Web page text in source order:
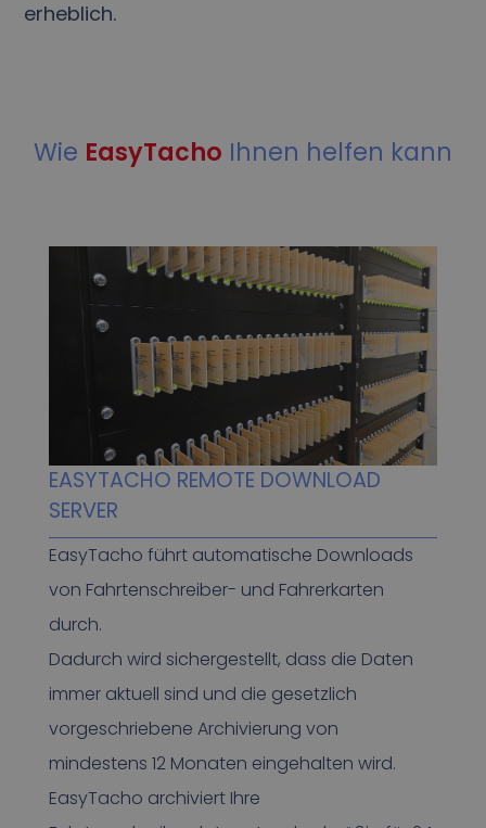
erheblich.
Wie EasyTacho Ihnen helfen kann
EASYTACHO REMOTE DOWNLOAD
SERVER
EasyTacho führt automatische Downloads
von Fahrtenschreiber- und Fahrerkarten
durch.
Dadurch wird sichergestellt, dass die Daten
immer aktuell sind und die gesetzlich
vorgeschriebene Archivierung von
mindestens 12 Monaten eingehalten wird.
EasyTacho archiviert Ihre